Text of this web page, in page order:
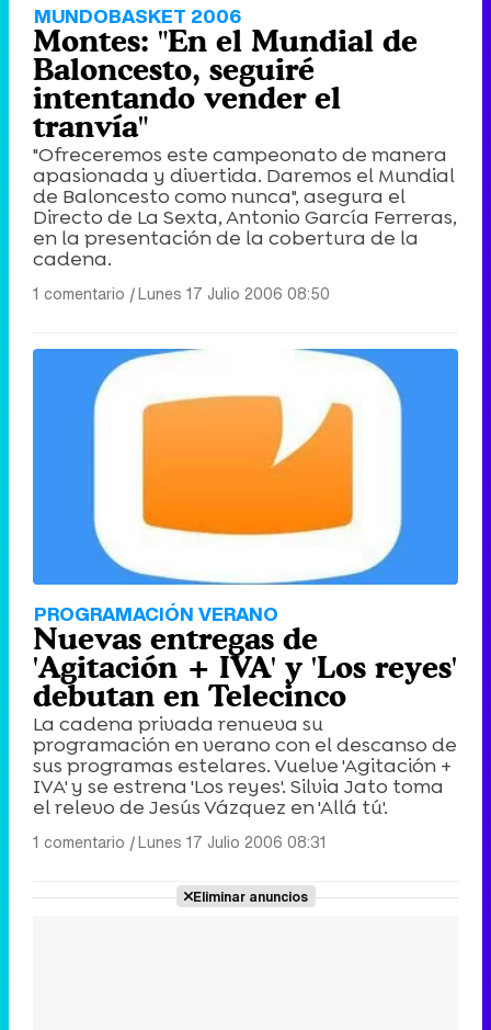
MUNDOBASKET 2006
Montes: "En el Mundial de
Baloncesto, seguiré
intentando vender el
tranvía"
"Ofreceremos este campeonato de manera
apasionada y divertida. Daremos el Mundial
de Baloncesto como nunca", asegura el
Directo de La Sexta, Antonio García Ferreras,
en la presentación de la cobertura de la
cadena.
1 comentario |Lunes 17 Julio 2006 08:50
PROGRAMACIÓN VERANO
Nuevas entregas de
'Agitación + IVA' y 'Los reyes'
debutan en Telecinco
La cadena privada renueva su
programación en verano con el descanso de
sus programas estelares. Vuelve 'Agitación +
IVA' y se estrena 'Los reyes'. Silvia Jato toma
el relevo de Jesús Vázquez en 'Allá tú'.
1 comentario |Lunes 17 Julio 2006 08:31
Eliminar anuncios